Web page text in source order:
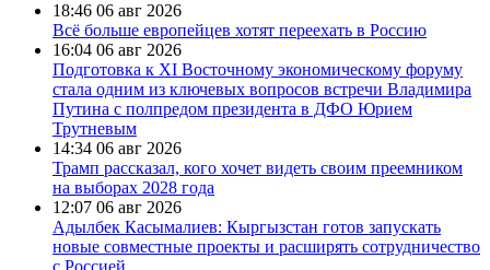
18:46 06 авг 2026
Всё больше европейцев хотят переехать в Россию
16:04 06 авг 2026
Подготовка к XI Восточному экономическому форуму
стала одним из ключевых вопросов встречи Владимира
Путина с полпредом президента в ДФО Юрием
Трутневым
14:34 06 авг 2026
Трамп рассказал, кого хочет видеть своим преемником
на выборах 2028 года
12:07 06 авг 2026
Адылбек Касымалиев: Кыргызстан готов запускать
новые совместные проекты и расширять сотрудничество